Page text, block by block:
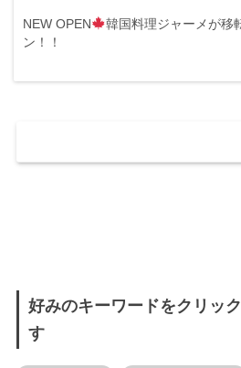
NEW OPEN
韓国料理ジャーメが移
ン！！
好みのキーワードをクリッ
す